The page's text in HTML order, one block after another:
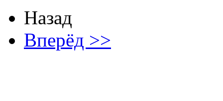
Назад
Вперёд >>